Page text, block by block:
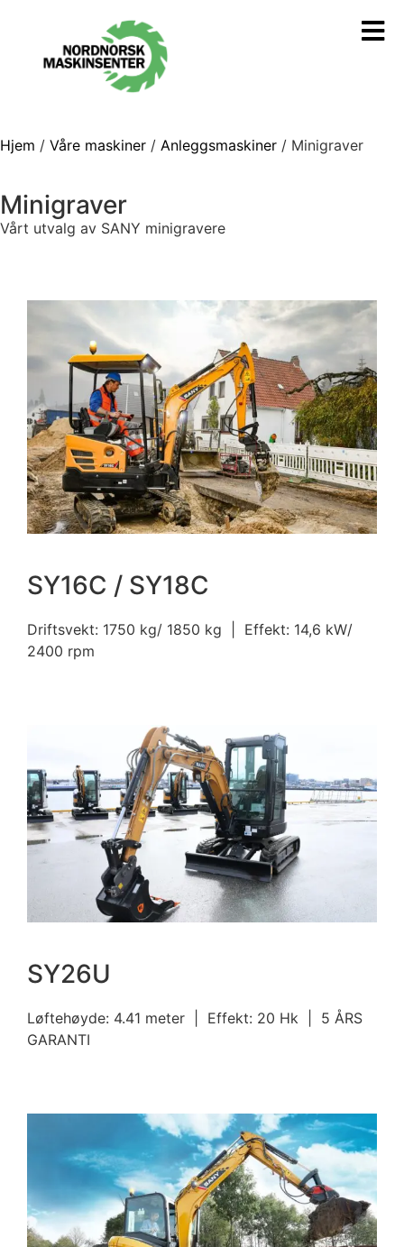
Hjem / Våre maskiner / Anleggsmaskiner / Minigraver
Minigraver
Vårt utvalg av SANY minigravere
SY16C / SY18C
Driftsvekt: 1750 kg/ 1850 kg | Effekt: 14,6 kW/
2400 rpm
SY26U
Løftehøyde: 4.41 meter | Effekt: 20 Hk | 5 ÅRS
GARANTI